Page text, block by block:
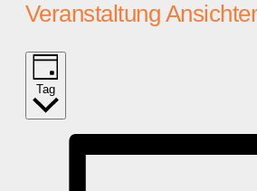
Veranstaltung
Tag